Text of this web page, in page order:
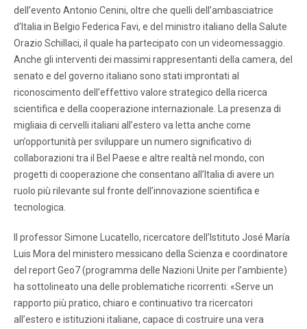
dell’evento Antonio Cenini, oltre che quelli dell’ambasciatrice
d’Italia in Belgio Federica Favi, e del ministro italiano della Salute
Orazio Schillaci, il quale ha partecipato con un videomessaggio.
Anche gli interventi dei massimi rappresentanti della camera, del
senato e del governo italiano sono stati improntati al
riconoscimento dell’effettivo valore strategico della ricerca
scientifica e della cooperazione internazionale. La presenza di
migliaia di cervelli italiani all’estero va letta anche come
un’opportunità per sviluppare un numero significativo di
collaborazioni tra il Bel Paese e altre realtà nel mondo, con
progetti di cooperazione che consentano all’Italia di avere un
ruolo più rilevante sul fronte dell’innovazione scientifica e
tecnologica.
Il professor Simone Lucatello, ricercatore dell’Istituto José María
Luis Mora del ministero messicano della Scienza e coordinatore
del report Geo7 (programma delle Nazioni Unite per l’ambiente)
ha sottolineato una delle problematiche ricorrenti: «Serve un
rapporto più pratico, chiaro e continuativo tra ricercatori
all’estero e istituzioni italiane, capace di costruire una vera